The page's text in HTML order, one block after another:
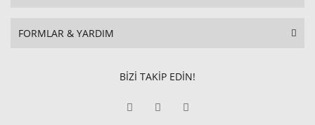
FORMLAR & YARDIM
BİZİ TAKİP EDİN!